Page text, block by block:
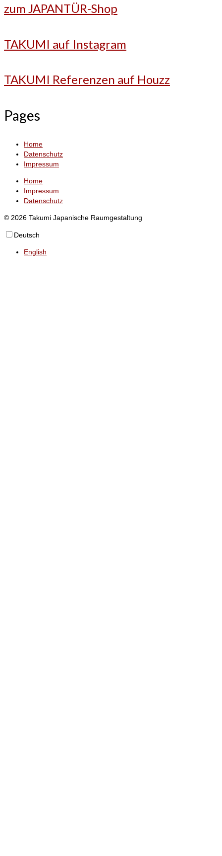
zum JAPANTÜR-Shop
TAKUMI auf Instagram
TAKUMI Referenzen auf Houzz
Pages
Home
Datenschutz
Impressum
Home
Impressum
Datenschutz
© 2026 Takumi Japanische Raumgestaltung
Deutsch
English